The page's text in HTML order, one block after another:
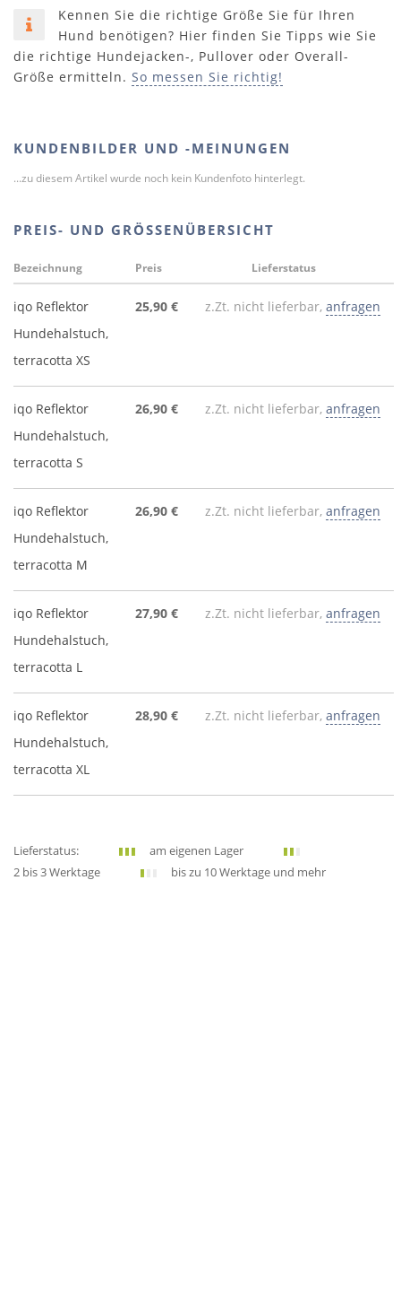
Kennen Sie die richtige Größe Sie für Ihren
Hund benötigen? Hier finden Sie Tipps wie Sie
die richtige Hundejacken-, Pullover oder Overall-
Größe ermitteln. So messen Sie richtig!
KUNDENBILDER UND -MEINUNGEN
...zu diesem Artikel wurde noch kein Kundenfoto hinterlegt.
PREIS- UND GRÖSSENÜBERSICHT
Bezeichnung Preis Lieferstatus
iqo Reflektor
Hundehalstuch,
terracotta XS
25,90 € z.Zt. nicht lieferbar, anfragen
iqo Reflektor
Hundehalstuch,
terracotta S
26,90 € z.Zt. nicht lieferbar, anfragen
iqo Reflektor
Hundehalstuch,
terracotta M
26,90 € z.Zt. nicht lieferbar, anfragen
iqo Reflektor
Hundehalstuch,
terracotta L
27,90 € z.Zt. nicht lieferbar, anfragen
iqo Reflektor
Hundehalstuch,
terracotta XL
28,90 € z.Zt. nicht lieferbar, anfragen
Lieferstatus:
am eigenen Lager
2 bis 3 Werktage
bis zu 10 Werktage und mehr